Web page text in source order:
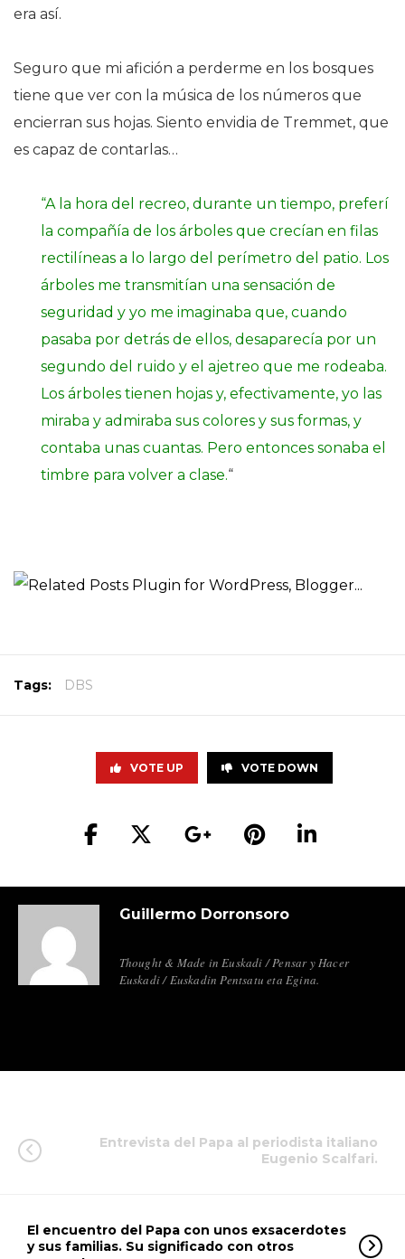
era así.
Seguro que mi afición a perderme en los bosques
tiene que ver con la música de los números que
encierran sus hojas. Siento envidia de Tremmet, que
es capaz de contarlas…
“A la hora del recreo, durante un tiempo, preferí
la compañía de los árboles que crecían en filas
rectilíneas a lo largo del perímetro del patio. Los
árboles me transmitían una sensación de
seguridad y yo me imaginaba que, cuando
pasaba por detrás de ellos, desaparecía por un
segundo del ruido y el ajetreo que me rodeaba.
Los árboles tienen hojas y, efectivamente, yo las
miraba y admiraba sus colores y sus formas, y
contaba unas cuantas. Pero entonces sonaba el
timbre para volver a clase.“
Tags: DBS
VOTE UP VOTE DOWN
Guillermo Dorronsoro
Thought & Made in Euskadi / Pensar y Hacer
Euskadi / Euskadin Pentsatu eta Egina.
Entrevista del Papa al periodista italiano
Eugenio Scalfari.
El encuentro del Papa con unos exsacerdotes
y sus familias. Su significado con otros